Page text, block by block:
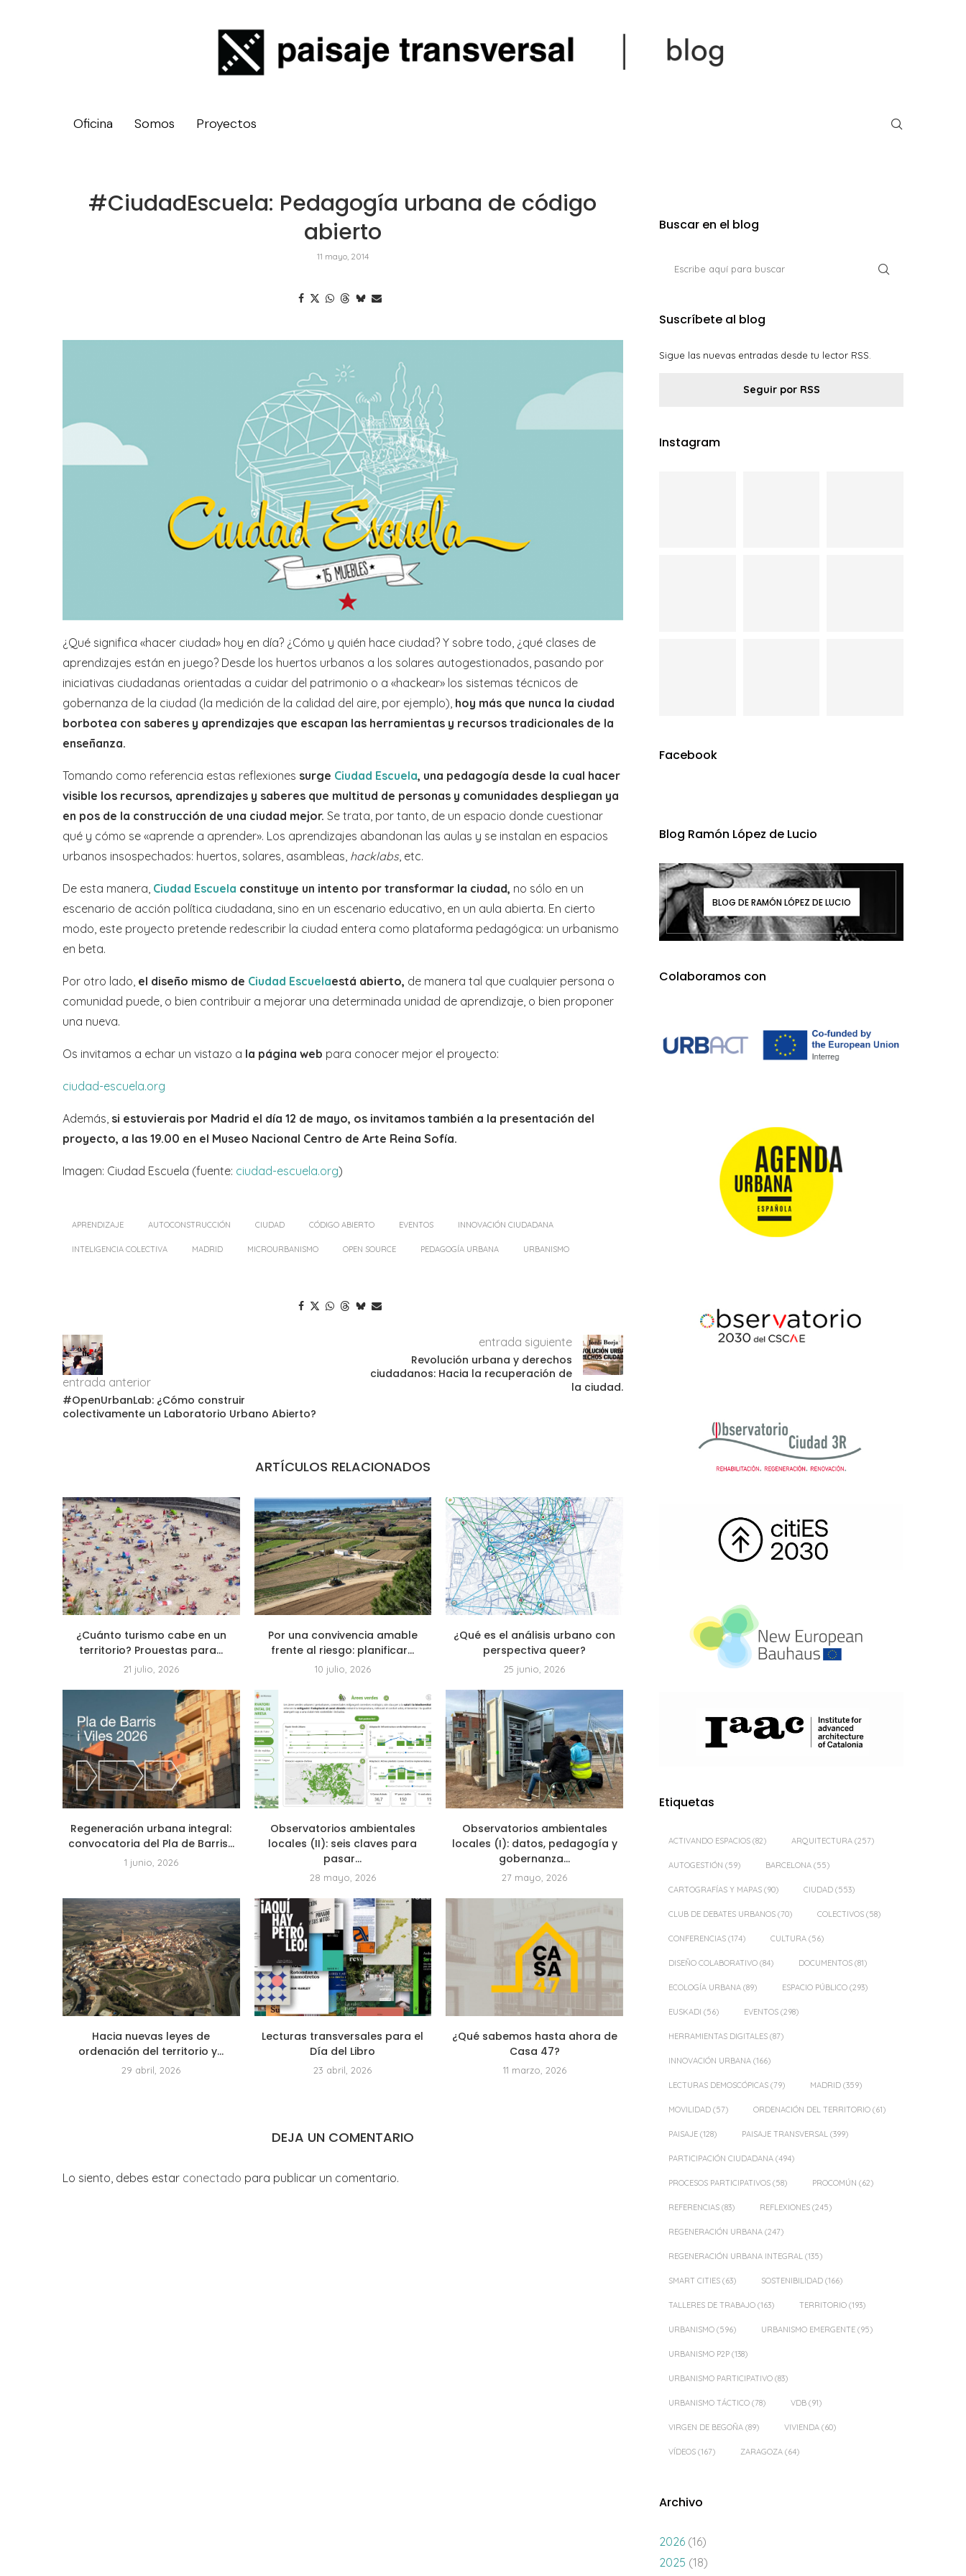
Oficina Somos Proyectos
#CiudadEscuela: Pedagogía urbana de código
abierto
11 mayo, 2014
¿Qué significa «hacer ciudad» hoy en día? ¿Cómo y quién hace ciudad? Y sobre todo, ¿qué clases de
aprendizajes están en juego? Desde los huertos urbanos a los solares autogestionados, pasando por
iniciativas ciudadanas orientadas a cuidar del patrimonio o a «hackear» los sistemas técnicos de
gobernanza de la ciudad (la medición de la calidad del aire, por ejemplo), hoy más que nunca la ciudad
borbotea con saberes y aprendizajes que escapan las herramientas y recursos tradicionales de la
enseñanza.
Tomando como referencia estas reflexiones surge Ciudad Escuela, una pedagogía desde la cual hacer
visible los recursos, aprendizajes y saberes que multitud de personas y comunidades despliegan ya
en pos de la construcción de una ciudad mejor. Se trata, por tanto, de un espacio donde cuestionar
qué y cómo se «aprende a aprender». Los aprendizajes abandonan las aulas y se instalan en espacios
urbanos insospechados: huertos, solares, asambleas, hacklabs , etc.
De esta manera, Ciudad Escuela constituye un intento por transformar la ciudad, no sólo en un
escenario de acción política ciudadana, sino en un escenario educativo, en un aula abierta. En cierto
modo, este proyecto pretende redescribir la ciudad entera como plataforma pedagógica: un urbanismo
en beta.
Por otro lado, el diseño mismo de Ciudad Escuelaestá abierto, de manera tal que cualquier persona o
comunidad puede, o bien contribuir a mejorar una determinada unidad de aprendizaje, o bien proponer
una nueva.
Os invitamos a echar un vistazo a la página web para conocer mejor el proyecto:
ciudad-escuela.org
Además, si estuvierais por Madrid el día 12 de mayo, os invitamos también a la presentación del
proyecto, a las 19.00 en el Museo Nacional Centro de Arte Reina Sofía.
Imagen: Ciudad Escuela (fuente: ciudad-escuela.org)
APRENDIZAJE AUTOCONSTRUCCIÓN CIUDAD CÓDIGO ABIERTO EVENTOS INNOVACIÓN CIUDADANA
INTELIGENCIA COLECTIVA MADRID MICROURBANISMO OPEN SOURCE PEDAGOGÍA URBANA URBANISMO
entrada anterior
#OpenUrbanLab: ¿Cómo construir
colectivamente un Laboratorio Urbano Abierto?
entrada siguiente
Revolución urbana y derechos
ciudadanos: Hacia la recuperación de
la ciudad.
ARTÍCULOS RELACIONADOS
¿Cuánto turismo cabe en un
territorio? Prouestas para...
21 julio, 2026
Por una convivencia amable
frente al riesgo: planificar...
10 julio, 2026
¿Qué es el análisis urbano con
perspectiva queer?
25 junio, 2026
Regeneración urbana integral:
convocatoria del Pla de Barris...
1 junio, 2026
Observatorios ambientales
locales (II): seis claves para
pasar...
28 mayo, 2026
Observatorios ambientales
locales (I): datos, pedagogía y
gobernanza...
27 mayo, 2026
Hacia nuevas leyes de
ordenación del territorio y...
29 abril, 2026
Lecturas transversales para el
Día del Libro
23 abril, 2026
¿Qué sabemos hasta ahora de
Casa 47?
11 marzo, 2026
DEJA UN COMENTARIO
Lo siento, debes estar conectado para publicar un comentario.
Buscar en el blog
Suscríbete al blog
Sigue las nuevas entradas desde tu lector RSS.
Seguir por RSS
Instagram
Facebook
Blog Ramón López de Lucio
BLOG DE RAMÓN LÓPEZ DE LUCIO
Colaboramos con
Etiquetas
ACTIVANDO ESPACIOS (82) ARQUITECTURA (257)
AUTOGESTIÓN (59) BARCELONA (55)
CARTOGRAFÍAS Y MAPAS (90) CIUDAD (553)
CLUB DE DEBATES URBANOS (70) COLECTIVOS (58)
CONFERENCIAS (174) CULTURA (56)
DISEÑO COLABORATIVO (84) DOCUMENTOS (81)
ECOLOGÍA URBANA (89) ESPACIO PÚBLICO (293)
EUSKADI (56) EVENTOS (298)
HERRAMIENTAS DIGITALES (87)
INNOVACIÓN URBANA (166)
LECTURAS DEMOSCÓPICAS (79) MADRID (359)
MOVILIDAD (57) ORDENACIÓN DEL TERRITORIO (61)
PAISAJE (128) PAISAJE TRANSVERSAL (399)
PARTICIPACIÓN CIUDADANA (494)
PROCESOS PARTICIPATIVOS (58) PROCOMÚN (62)
REFERENCIAS (83) REFLEXIONES (245)
REGENERACIÓN URBANA (247)
REGENERACIÓN URBANA INTEGRAL (135)
SMART CITIES (63) SOSTENIBILIDAD (166)
TALLERES DE TRABAJO (163) TERRITORIO (193)
URBANISMO (596) URBANISMO EMERGENTE (95)
URBANISMO P2P (138)
URBANISMO PARTICIPATIVO (83)
URBANISMO TÁCTICO (78) VDB (91)
VIRGEN DE BEGOÑA (89) VIVIENDA (60)
VÍDEOS (167) ZARAGOZA (64)
Archivo
2026 (16)
2025 (18)